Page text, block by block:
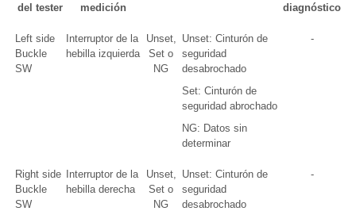
del tester medición diagnóstico
Left side
Buckle
SW
Interruptor de la
hebilla izquierda
Unset,
Set o
NG
Unset: Cinturón de
seguridad
desabrochado
Set: Cinturón de
seguridad abrochado
NG: Datos sin
determinar
-
Right side
Buckle
SW
Interruptor de la
hebilla derecha
Unset,
Set o
NG
Unset: Cinturón de
seguridad
desabrochado
-